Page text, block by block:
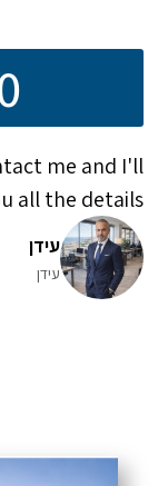
me and I'll
all the details!
עידן
עידן